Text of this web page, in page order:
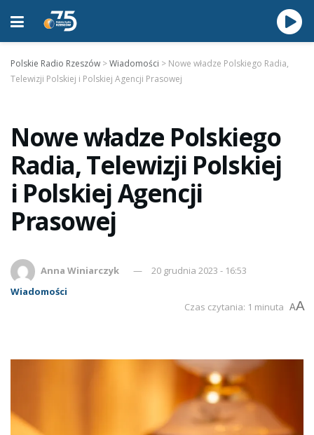
Polskie Radio Rzeszów >Wiadomości > Nowe władze Polskiego Radia,
Telewizji Polskiej i Polskiej Agencji Prasowej
Nowe władze Polskiego
Radia, Telewizji Polskiej
i Polskiej Agencji
Prasowej
Anna Winiarczyk
20 grudnia 2023 - 16:53
Wiadomości
Czas czytania: 1 minuta AA